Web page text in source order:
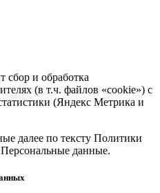
сбор и обработка
(в т.ч. файлов «cookie») с
(Яндекс Метрика и
далее по тексту Политики
данные.